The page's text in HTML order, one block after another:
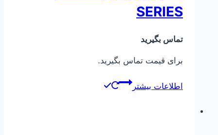
SERIES
تماس بگیرید
برای قیمت تماس بگیرید.
اطلاعات بیشتر